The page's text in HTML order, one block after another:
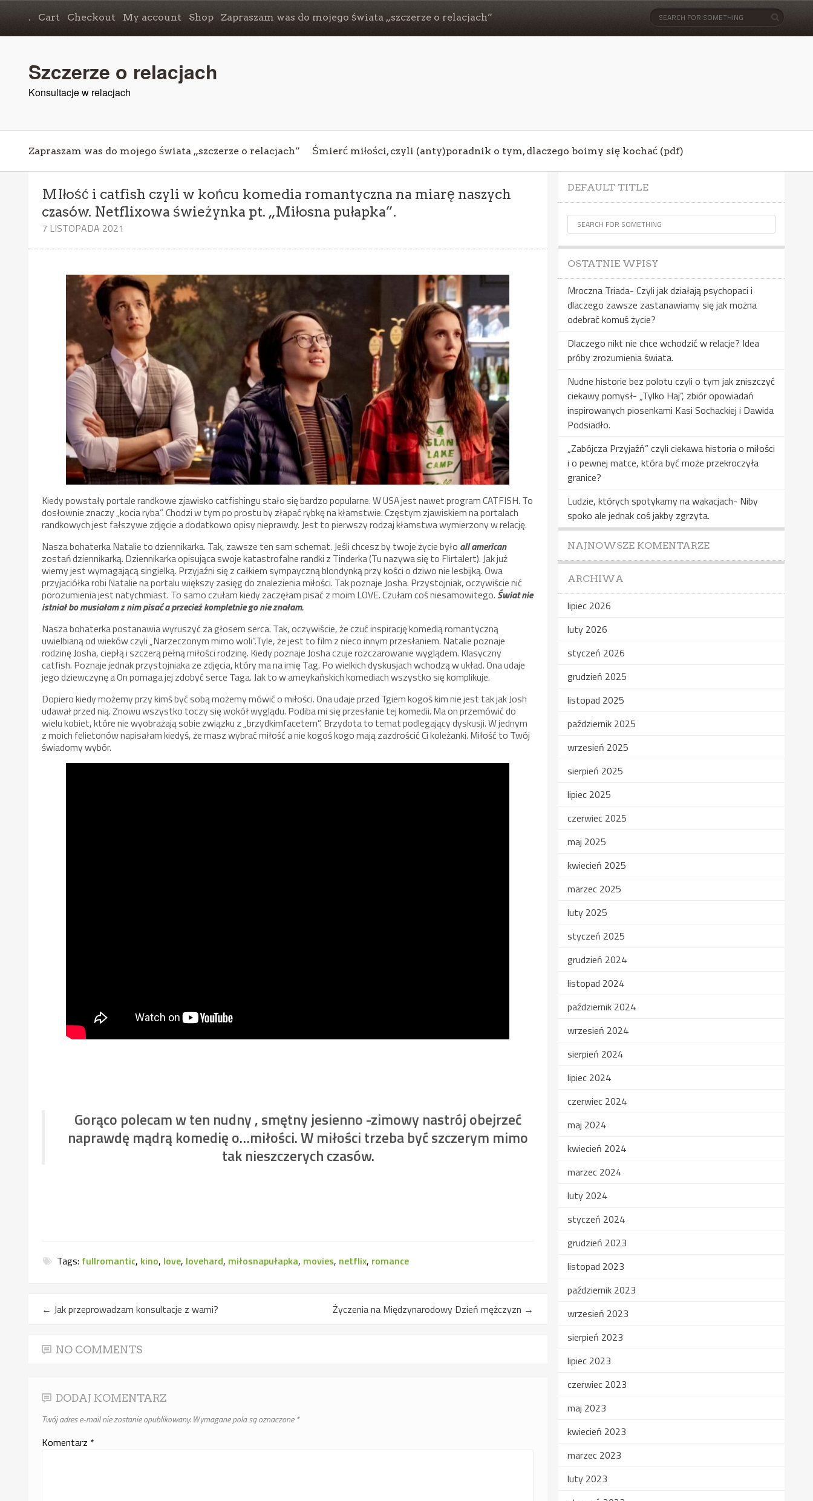
. Cart Checkout My account Shop Zapraszam was do mojego świata „szczerze o relacjach”
Szczerze o relacjach
Konsultacje w relacjach
Zapraszam was do mojego świata „szczerze o relacjach” Śmierć miłości, czyli (anty)poradnik o tym, dlaczego boimy się kochać (pdf)
MIłość i catfish czyli w końcu komedia romantyczna na miarę naszych
czasów. Netflixowa świeżynka pt. „Miłosna pułapka”.
7 LISTOPADA 2021
Kiedy powstały portale randkowe zjawisko catfishingu stało się bardzo popularne. W USA jest nawet program CATFISH. To
dosłownie znaczy „kocia ryba”. Chodzi w tym po prostu by złapać rybkę na kłamstwie. Częstym zjawiskiem na portalach
randkowych jest fałszywe zdjęcie a dodatkowo opisy nieprawdy. Jest to pierwszy rodzaj kłamstwa wymierzony w relację.
Nasza bohaterka Natalie to dziennikarka. Tak, zawsze ten sam schemat. Jeśli chcesz by twoje życie było allamerican
zostań dziennikarką. Dziennikarka opisująca swoje katastrofalne randki z Tinderka (Tu nazywa się to Flirtalert). Jak już
wiemy jest wymagającą singielką. Przyjaźni się z całkiem sympayczną blondynką przy kości o dziwo nie lesbijką. Owa
przyjaciółka robi Natalie na portalu większy zasięg do znalezienia miłości. Tak poznaje Josha. Przystojniak, oczywiście nić
porozumienia jest natychmiast. To samo czułam kiedy zaczęłam pisać z moim LOVE. Czułam coś niesamowitego. Świat nie
istniał bo musiałam z nim pisać a przecież kompletnie go nie znałam.
Nasza bohaterka postanawia wyruszyć za głosem serca. Tak, oczywiście, że czuć inspirację komedią romantyczną
uwielbianą od wieków czyli „Narzeczonym mimo woli”.Tyle, że jest to film z nieco innym przesłaniem. Natalie poznaje
rodzinę Josha, ciepłą i szczerą pełną miłości rodzinę. Kiedy poznaje Josha czuje rozczarowanie wyglądem. Klasyczny
catfish. Poznaje jednak przystojniaka ze zdjęcia, który ma na imię Tag. Po wielkich dyskusjach wchodzą w układ. Ona udaje
jego dziewczynę a On pomaga jej zdobyć serce Taga. Jak to w ameykańskich komediach wszystko się komplikuje.
Dopiero kiedy możemy przy kimś być sobą możemy mówić o miłości. Ona udaje przed Tgiem kogoś kim nie jest tak jak Josh
udawał przed nią. Znowu wszystko toczy się wokół wyglądu. Podiba mi się przesłanie tej komedii. Ma on przemówić do
wielu kobiet, które nie wyobrażają sobie związku z „brzydkimfacetem”. Brzydota to temat podlegający dyskusji. W jednym
z moich felietonów napisałam kiedyś, że masz wybrać miłość a nie kogoś kogo mają zazdrościć Ci koleżanki. Miłość to Twój
świadomy wybór.
Gorąco polecam w ten nudny , smętny jesienno -zimowy nastrój obejrzeć
naprawdę mądrą komedię o…miłości. W miłości trzeba być szczerym mimo
tak nieszczerych czasów.
Tags: fullromantic, kino, love, lovehard, miłosnapułapka, movies, netflix, romance
← Jak przeprowadzam konsultacje z wami? Życzenia na Międzynarodowy Dzień mężczyzn →
NO COMMENTS
DODAJ KOMENTARZ
Twój adres e-mail nie zostanie opublikowany. Wymagane pola są oznaczone*
Komentarz *
DEFAULT TITLE
OSTATNIE WPISY
Mroczna Triada- Czyli jak działają psychopaci i
dlaczego zawsze zastanawiamy się jak można
odebrać komuś życie?
Dlaczego nikt nie chce wchodzić w relacje? Idea
próby zrozumienia świata.
Nudne historie bez polotu czyli o tym jak zniszczyć
ciekawy pomysł- „Tylko Haj”, zbiór opowiadań
inspirowanych piosenkami Kasi Sochackiej i Dawida
Podsiadło.
„Zabójcza Przyjaźń” czyli ciekawa historia o miłości
i o pewnej matce, która być może przekroczyła
granice?
Ludzie, których spotykamy na wakacjach- Niby
spoko ale jednak coś jakby zgrzyta.
NAJNOWSZE KOMENTARZE
ARCHIWA
lipiec 2026
luty 2026
styczeń 2026
grudzień 2025
listopad 2025
październik 2025
wrzesień 2025
sierpień 2025
lipiec 2025
czerwiec 2025
maj 2025
kwiecień 2025
marzec 2025
luty 2025
styczeń 2025
grudzień 2024
listopad 2024
październik 2024
wrzesień 2024
sierpień 2024
lipiec 2024
czerwiec 2024
maj 2024
kwiecień 2024
marzec 2024
luty 2024
styczeń 2024
grudzień 2023
listopad 2023
październik 2023
wrzesień 2023
sierpień 2023
lipiec 2023
czerwiec 2023
maj 2023
kwiecień 2023
marzec 2023
luty 2023